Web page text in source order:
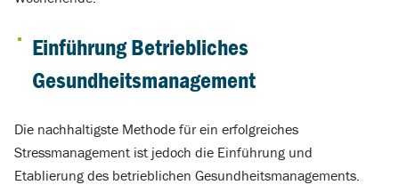
Einführung Betriebliches
Gesundheitsmanagement
Die nachhaltigste Methode für ein erfolgreiches
Stressmanagement ist jedoch die Einführung und
Etablierung des betrieblichen Gesundheitsmanagements.